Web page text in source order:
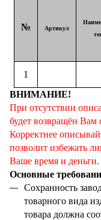
№ Артикул
1
ВНИМАНИЕ!
При отсутствии
будет возвращён Вам
Корректнее
позволит избежать
Ваше время и деньги.
Основные
Сохранность
товарного вида
товара должна